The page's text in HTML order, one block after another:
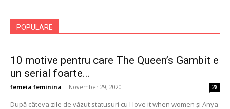
POPULARE
10 motive pentru care The Queen’s Gambit e
un serial foarte...
femeia feminina - November 29, 2020 28
După câteva zile de văzut statusuri cu I love it when women și Anya